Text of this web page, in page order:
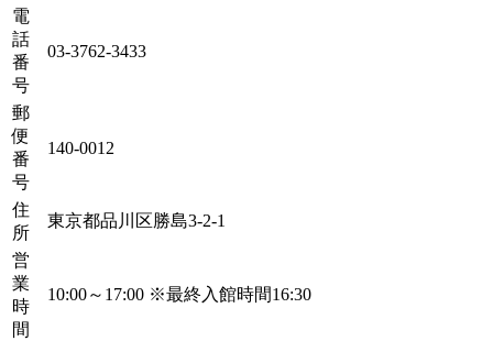
電
話
番
号
03-3762-3433
郵
便
番
号
140-0012
住
所
東京都品川区勝島3-2-1
営
業
時
間
10:00～17:00 ※最終入館時間16:30